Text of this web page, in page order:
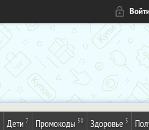
Дети 7 Промокоды 50 Здоровье 3